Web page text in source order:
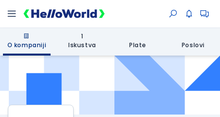
O kompaniji
1
Iskustva
Plate Poslovi